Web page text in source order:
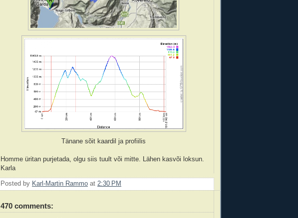
Tänane sõit kaardil ja profiilis
Homme üritan purjetada, olgu siis tuult või mitte. Lähen kasvõi loksun.
Karla
Posted by Karl-Martin Rammo at 2:30 PM
470 comments: